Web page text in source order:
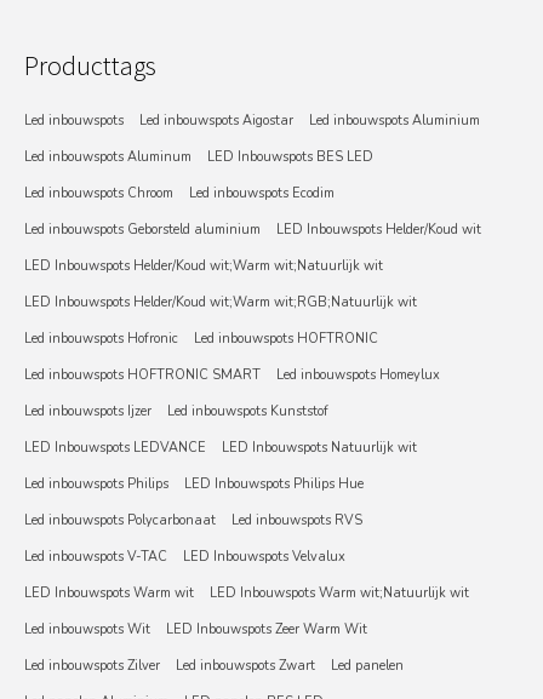
Producttags
Led inbouwspots Led inbouwspots Aigostar
Led inbouwspots Aluminium
Led inbouwspots Aluminum
LED Inbouwspots BES LED
Led inbouwspots Chroom
Led inbouwspots Ecodim
Led inbouwspots Geborsteld aluminium
LED Inbouwspots Helder/Koud wit
LED Inbouwspots Helder/Koud wit;Warm wit;Natuurlijk wit
LED Inbouwspots Helder/Koud wit;Warm wit;RGB;Natuurlijk wit
Led inbouwspots Hofronic
Led inbouwspots HOFTRONIC
Led inbouwspots HOFTRONIC SMART
Led inbouwspots Homeylux
Led inbouwspots Ijzer
Led inbouwspots Kunststof
LED Inbouwspots LEDVANCE
LED Inbouwspots Natuurlijk wit
Led inbouwspots Philips
LED Inbouwspots Philips Hue
Led inbouwspots Polycarbonaat
Led inbouwspots RVS
Led inbouwspots V-TAC
LED Inbouwspots Velvalux
LED Inbouwspots Warm wit
LED Inbouwspots Warm wit;Natuurlijk wit
Led inbouwspots Wit
LED Inbouwspots Zeer Warm Wit
Led inbouwspots Zilver
Led inbouwspots Zwart
Led panelen